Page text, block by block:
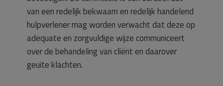
van een redelijk bekwaam en redelijk handelend
hulpverlener mag worden verwacht dat deze op
adequate en zorgvuldige wijze communiceert
over de behandeling van cliënt en daarover
geuite klachten.